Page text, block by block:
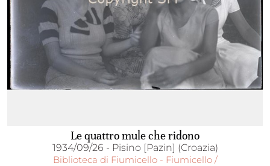
Le quattro mule che ridono
1934/09/26 - Pisino [Pazin] (Croazia)
Biblioteca di Fiumicello - Fiumicello /